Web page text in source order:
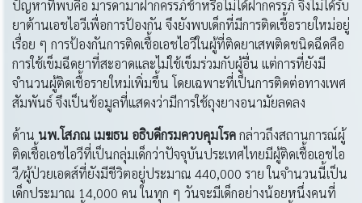
ปัญหาที่พบคือ มารดามาฝากครรภ์ช้าหรือไม่ได้ฝากครรภ์ จึงไม่ได้รับ
ยาต้านเอชไอวีเพื่อการป้องกัน จึงยังพบเด็กที่มีการติดเชื้อรายใหม่อยู่
เรื่อย ๆ การป้องกันการติดเชื้อเอชไอวีในผู้ที่ติดยาเสพติดชนิดฉีดคือ
การใช้เข็มฉีดยาที่สะอาดและไม่ใช้เข็มร่วมกับผู้อื่น แต่การที่ยังมี
จำนวนผู้ติดเชื้อรายใหม่เพิ่มขึ้น โดยเฉพาะที่เป็นการติดต่อทางเพศ
สัมพันธ์ จึงเป็นข้อมูลที่แสดงว่ามีการใช้ถุงยางอนามัยลดลง
ด้าน นพ.โสภณ เมฆธน อธิบดีกรมควบคุมโรคกล่าวถึงสถานการณ์ผู้
ติดเชื้อเอชไอวีที่เป็นกลุ่มเด็กว่าปัจจุบันประเทศไทยมีผู้ติดเชื้อเอชไอ
วี/ผู้ป่วยเอดส์ที่ยังมีชีวิตอยู่ประมาณ 440,000 ราย ในจำนวนนี้เป็น
เด็กประมาณ 14,000 คน ในทุก ๆ วันจะมีเด็กอย่างน้อยหนึ่งคนที่